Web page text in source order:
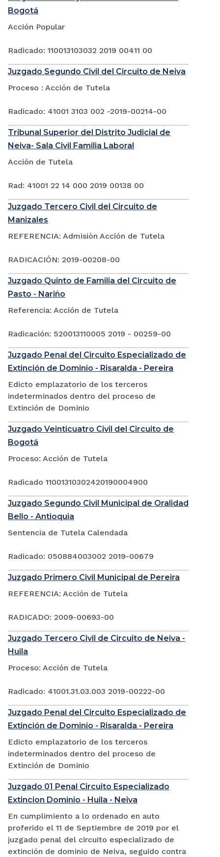
Bogotá
Acción Popular
Radicado: 110013103032 2019 00411 00
Juzgado Segundo Civil del Circuito de Neiva
Proceso : Acción de Tutela
Radicado: 41001 3103 002 -2019-00214-00
Tribunal Superior del Distrito Judicial de
Neiva- Sala Civil Familia Laboral
Acción de Tutela
Rad: 41001 22 14 000 2019 00138 00
Juzgado Tercero Civil del Circuito de
Manizales
REFERENCIA: Admisiòn Acción de Tutela
RADICACIÓN: 2019-00208-00
Juzgado Quinto de Familia del Circuito de
Pasto - Nariño
Referencia: Acción de Tutela
Radicación: 520013110005 2019 - 00259-00
Juzgado Penal del Circuito Especializado de
Extinción de Dominio - Risaralda - Pereira
Edicto emplazatorio de los terceros
indeterminados dentro del proceso de
Extinción de Dominio
Juzgado Veinticuatro Civil del Circuito de
Bogotá
Proceso: Acción de Tutela
Radicado 11001310302420190004900
Juzgado Segundo Civil Municipal de Oralidad
Bello - Antioquia
Sentencia de Tutela Calendada
Radicado: 050884003002 2019-00679
Juzgado Primero Civil Municipal de Pereira
REFERENCIA: Acción de Tutela
RADICADO: 2009-00693-00
Juzgado Tercero Civil de Circuito de Neiva -
Huila
Proceso: Acción de Tutela
Radicado: 41001.31.03.003 2019-00222-00
Juzgado Penal del Circuito Especializado de
Extinción de Dominio - Risaralda - Pereira
Edicto emplazatorio de los terceros
indeterminados dentro del proceso de
Extinción de Dominio
Juzgado 01 Penal Circuito Especializado
Extincion Dominio - Huila - Neiva
En cumplimiento a lo ordenado en auto
proferido el 11 de Septiembre de 2019 por el
juzgado penal del circuito especializado de
extinción de dominio de Neiva, seguido contra